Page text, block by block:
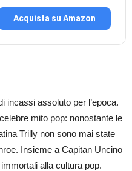
Acquista su Amazon
incassi assoluto per l’epoca.
mito pop: nonostante le
Trilly non sono mai state
Insieme a Capitan Uncino
alla cultura pop.